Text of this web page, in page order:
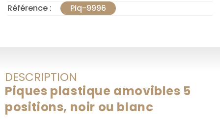
Référence : Piq-9996
DESCRIPTION
Piques plastique amovibles 5
positions, noir ou blanc